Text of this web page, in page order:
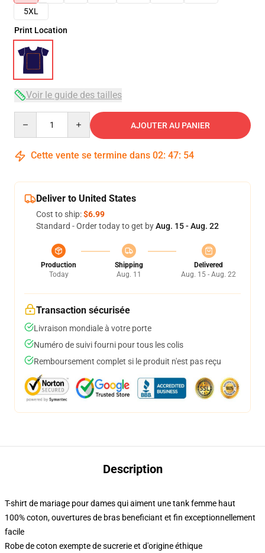
5XL
Print Location
Voir le guide des tailles
AJOUTER AU PANIER
Cette vente se termine dans 02: 47: 53
Deliver to United States
Cost to ship:$6.99
Standard - Order today to get byAug. 15 - Aug. 22
Production
Today
Shipping
Aug. 11
Delivered
Aug. 15 - Aug. 22
Transaction sécurisée
Livraison mondiale à votre porte
Numéro de suivi fourni pour tous les colis
Remboursement complet si le produit n'est pas reçu
Description
T-shirt de mariage pour dames qui aiment une tank femme haut
100% coton, ouvertures de bras beneficiant et fin exceptionnellement
facile
Robe de coton exempte de sucrerie et d'origine éthique